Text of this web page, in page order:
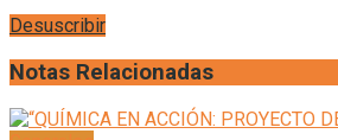
Desuscribir
Notas Relacionadas